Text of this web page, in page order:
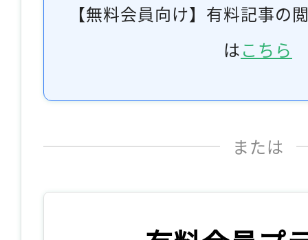
【無料会員向け】有料記事の
はこちら
または